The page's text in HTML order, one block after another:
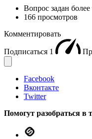
Вопрос задан более
166 просмотров
Комментировать
Подписаться 1
Facebook
Вконтакте
Twitter
Помогут разобраться в